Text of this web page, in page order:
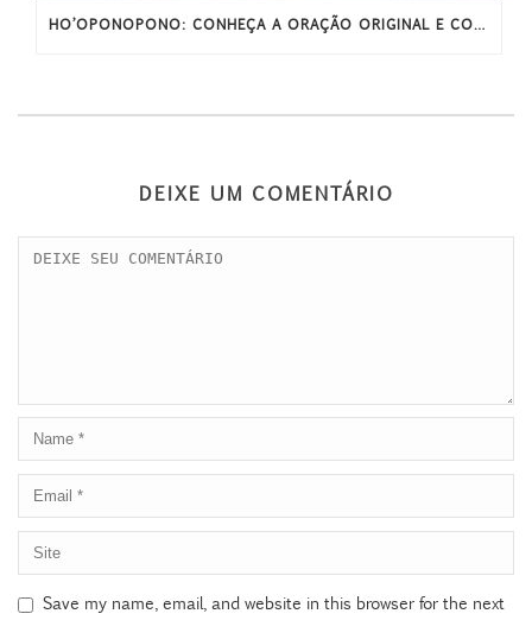
HO’OPONOPONO: CONHEÇA A ORAÇÃO ORIGINAL E COMPLETA
DEIXE UM COMENTÁRIO
Save my name, email, and website in this browser for the next